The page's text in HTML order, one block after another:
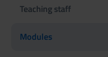
Teaching staff
Modules